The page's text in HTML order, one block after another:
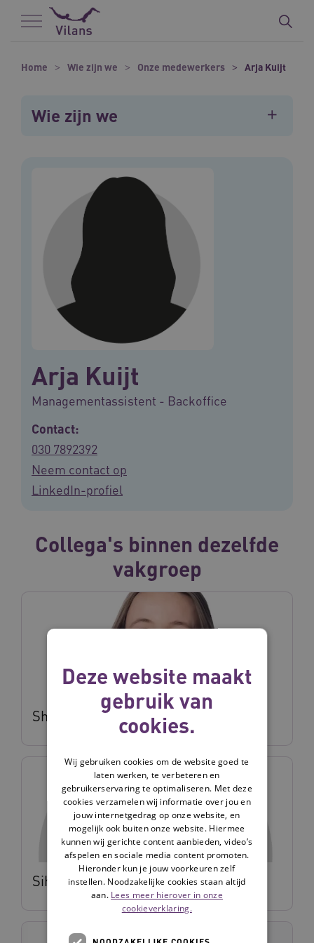
Naar hoofdinhoud
Naar footer
Home Wie zijn we Onze medewerkers Arja Kuijt
Wie zijn we
Arja Kuijt
Managementassistent - Backoffice
Contact:
030 7892392
Neem contact op
LinkedIn-profiel
Collega's binnen dezelfde
vakgroep
Sharon Toonen
Siham Fareh
Deze website maakt
gebruik van
cookies.
Wij gebruiken cookies om de website goed te
laten werken, te verbeteren en
gebruikerservaring te optimaliseren. Met deze
cookies verzamelen wij informatie over jou en
jouw internetgedrag op onze website, en
mogelijk ook buiten onze website. Hiermee
kunnen wij gerichte content aanbieden, video’s
afspelen en sociale media content promoten.
Hieronder kun je jouw voorkeuren zelf
instellen. Noodzakelijke cookies staan altijd
aan. Lees meer hierover in onze
cookieverklaring.